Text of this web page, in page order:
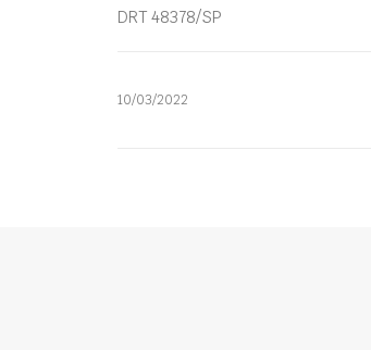
DRT 48378/SP
10/03/2022